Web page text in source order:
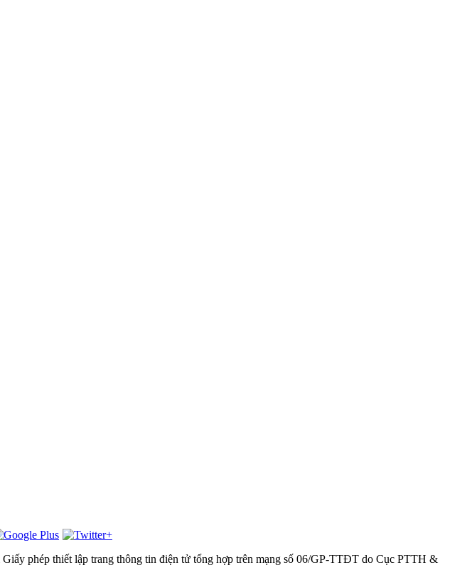
Giấy phép thiết lập trang thông tin điện tử tổng hợp trên mạng số 06/GP-TTĐT do Cục PTTH &